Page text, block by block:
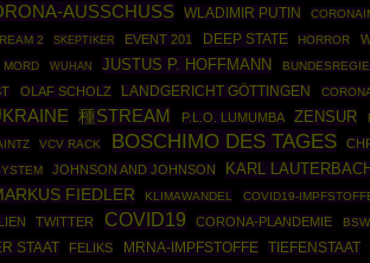
AUSSCHUSS WLADIMIR PUTIN
2 SKEPTIKER EVENT 201 DEEP STATE HORROR
MORD WUHAN JUSTUS P. HOFFMANN
OLAF SCHOLZ LANDGERICHT GÖTTINGEN
種STREAM P.L.O. LUMUMBA ZENSUR
VCV RACK BOSCHIMO DES TAGES
JOHNSON AND JOHNSON KARL LAUTERBACH
FIEDLER KLIMAWANDEL COVID19-
TWITTER COVID19 CORONA-PLANDEMIE BSW
STAAT FELIKS MRNA-IMPFSTOFFE TIEFENSTAAT